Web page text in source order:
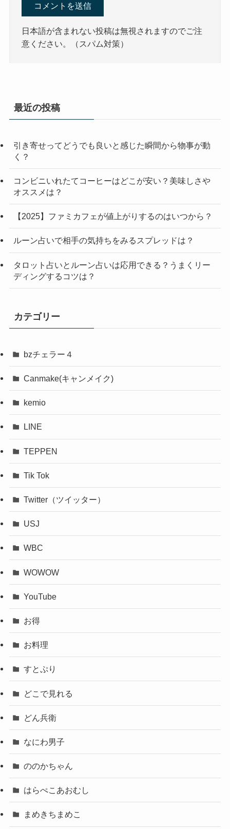
日本語が含まれない投稿は無視されますのでご注
意ください。（スパム対策）
最近の投稿
引き寄せってどうでも良いと感じた瞬間から物事が動
く？
コンビニいれたてコーヒーはどこが安い？美味しさや
オススメは？
【2025】ファミカフェが値上がりするのはいつから？
ルーン占いで相手の気持ちをみるスプレッドは？
タロット占いとルーン占いは応用できる？うまくリー
ディングするコツは？
カテゴリー
bzチェラー４
Canmake(キャンメイク)
kemio
LINE
TEPPEN
Tik Tok
Twitter（ツイッター）
USJ
WBC
WOWOW
YouTube
お得
お料理
すとぷり
どこで見れる
どん兵衛
なにわ男子
ののかちゃん
はらぺこあおむし
まめきちまめこ